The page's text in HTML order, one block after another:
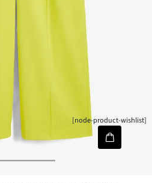
[node-product-wishlist]